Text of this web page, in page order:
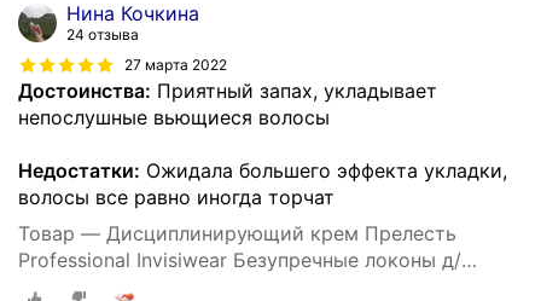
Нина Кочкина
24 отзыва
27 марта 2022
Достоинства: Приятный запах, укладывает
непослушные вьющиеся волосы
Недостатки: Ожидала большего эффекта укладки,
волосы все равно иногда торчат
Товар — Дисциплинирующий крем Прелесть
Professional Invisiwear Безупречные локоны д/
укладки кудрявых и волнистых волос, 150 мл